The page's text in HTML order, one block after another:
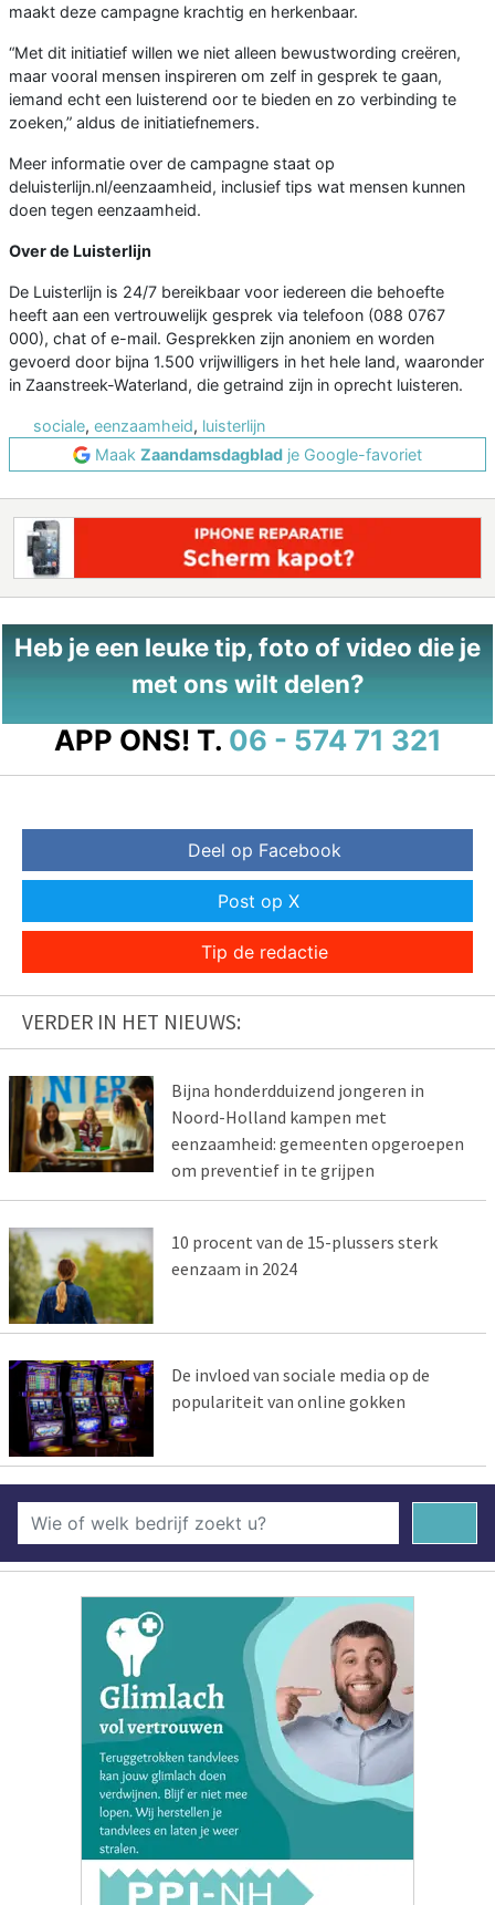
maakt deze campagne krachtig en herkenbaar.
“Met dit initiatief willen we niet alleen bewustwording creëren,
maar vooral mensen inspireren om zelf in gesprek te gaan,
iemand echt een luisterend oor te bieden en zo verbinding te
zoeken,” aldus de initiatiefnemers.
Meer informatie over de campagne staat op
deluisterlijn.nl/eenzaamheid, inclusief tips wat mensen kunnen
doen tegen eenzaamheid.
Over de Luisterlijn
De Luisterlijn is 24/7 bereikbaar voor iedereen die behoefte
heeft aan een vertrouwelijk gesprek via telefoon (088 0767
000), chat of e-mail. Gesprekken zijn anoniem en worden
gevoerd door bijna 1.500 vrijwilligers in het hele land, waaronder
in Zaanstreek-Waterland, die getraind zijn in oprecht luisteren.
sociale, eenzaamheid, luisterlijn
Maak Zaandamsdagblad je Google-favoriet
Heb je een leuke tip, foto of video die je
met ons wilt delen?
APP ONS! T. 06 - 574 71 321
Deel op Facebook
Post op X
Tip de redactie
VERDER IN HET NIEUWS:
Bijna honderdduizend jongeren in
Noord-Holland kampen met
eenzaamheid: gemeenten opgeroepen
om preventief in te grijpen
10 procent van de 15-plussers sterk
eenzaam in 2024
De invloed van sociale media op de
populariteit van online gokken